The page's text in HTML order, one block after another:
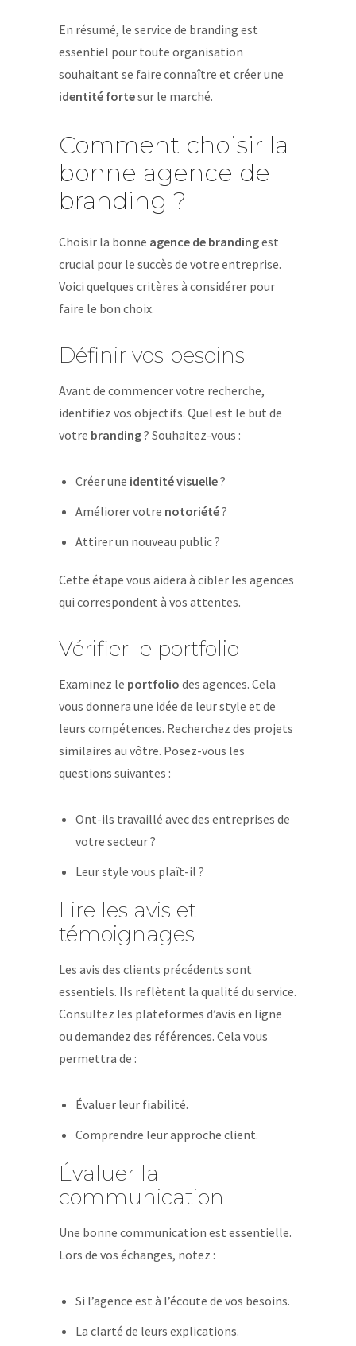
En résumé, le service de branding est
essentiel pour toute organisation
souhaitant se faire connaître et créer une
identité fortesur le marché.
Comment choisir la
bonne agence de
branding ?
Choisir la bonne agence de brandingest
crucial pour le succès de votre entreprise.
Voici quelques critères à considérer pour
faire le bon choix.
Définir vos besoins
Avant de commencer votre recherche,
identifiez vos objectifs. Quel est le but de
votre branding? Souhaitez-vous :
Créer une identité visuelle?
Améliorer votre notoriété?
Attirer un nouveau public ?
Cette étape vous aidera à cibler les agences
qui correspondent à vos attentes.
Vérifier le portfolio
Examinez le portfolio des agences. Cela
vous donnera une idée de leur style et de
leurs compétences. Recherchez des projets
similaires au vôtre. Posez-vous les
questions suivantes :
Ont-ils travaillé avec des entreprises de
votre secteur ?
Leur style vous plaît-il ?
Lire les avis et
témoignages
Les avis des clients précédents sont
essentiels. Ils reflètent la qualité du service.
Consultez les plateformes d’avis en ligne
ou demandez des références. Cela vous
permettra de :
Évaluer leur fiabilité.
Comprendre leur approche client.
Évaluer la
communication
Une bonne communication est essentielle.
Lors de vos échanges, notez :
Si l’agence est à l’écoute de vos besoins.
La clarté de leurs explications.